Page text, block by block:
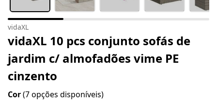
vidaXL
vidaXL 10 pcs conjunto sofás de
jardim c/ almofadões vime PE
cinzento
Cor(7 opções disponíveis)